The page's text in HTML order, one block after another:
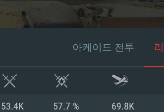
아케이드 전투
53.4K 57.7 % 69.8K